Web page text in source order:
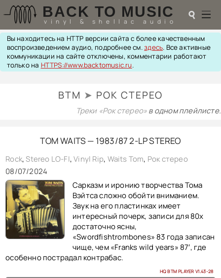
BACK TO MUSIC
vinyl & shellac audio ☌
☌
UPGRADES
МУЗЫКА
TESTS
ПЕРСОНАЛИИ
LOL
ССЫЛКИ
О САЙТЕ
КОНТАКТЫ
BACK TO PHOTO
Вы находитесь на HTTP версии сайта с более качественным
воспроизведением аудио, подробнее см.здесь. Все активные
коммуникации на сайте отключены, комментарии работают
только на HTTPS://www.backtomusic.ru.
BTM ➤ РОК СТЕРЕО
Треки «Рок стерео»в одном плейлисте.
TOM WAITS — 1983/87 2-LP STEREO
Rock,Stereo LO-FI,Vinyl Rip, Waits Tom, Рок стерео
08/07/2024
Сарказм и иронию творчества Тома
Вэйтса сложно обойти вниманием.
Звук на его пластинках имеет
интересный почерк, записи для 80х
достаточно ясны,
«Swordfishtrombones» 83 года записан
чище, чем «Franks wild years» 87′, где
особенно пострадал контрабас.
HQ BTM PLAYER V1.43-28